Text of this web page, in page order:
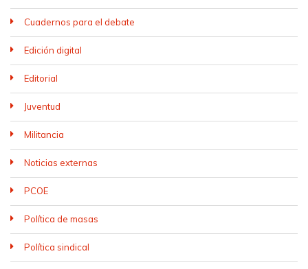
Cuadernos para el debate
Edición digital
Editorial
Juventud
Militancia
Noticias externas
PCOE
Política de masas
Política sindical